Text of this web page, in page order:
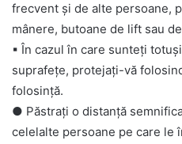
frecvent și de alte persoane,
mânere, butoane de lift sau
▪ În cazul în care sunteți
suprafețe, protejați-vă
folosință.
● Păstrați o distanță
celelalte persoane pe care le